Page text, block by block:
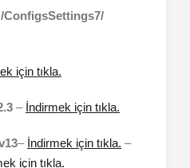
/ConfigsSettings7/
için tıkla.
– İndirmek için tıkla.
– İndirmek için tıkla. –
için tıkla.